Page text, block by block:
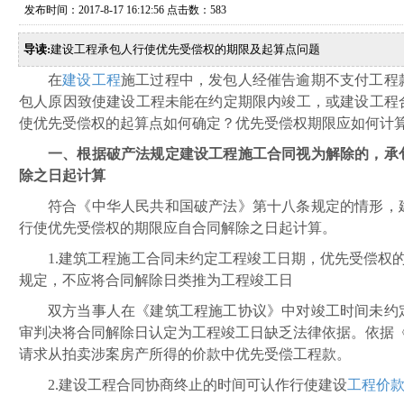
发布时间：2017-8-17 16:12:56 点击数： 583
导读:建设工程承包人行使优先受偿权的期限及起算点问题
在建设工程施工过程中，发包人经催告逾期不支付工
包人原因致使建设工程未能在约定期限内竣工，或建设工
使优先受偿权的起算点如何确定？优先受偿权期限应如何计
一、根据破产法规定建设工程施工合同视为解除的，
除之日起计算
符合 《中华人民共和国破产法》第十八条规定的情形
行使优先受偿权的期限应自合同解除之日起计算。
1.建筑工程施工合同未约定工程竣工日期，优先受偿权
规定，不应将合同解除日类推为工程竣工日
双方当事人在《建筑工程施工协议》中对竣工时间未
审判决将合同解除日认定为工程竣工日缺乏法律依据。依据
请求从拍卖涉案房产所得的价款中优先受偿工程款。
2.建设工程合同协商终止的时间可认作行使建设工程价